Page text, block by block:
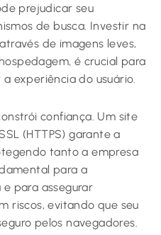
prejudicar seu
de busca. Investir na
de imagens leves,
é crucial para
experiência do usuário.
confiança. Um site
(HTTPS) garante a
tanto a empresa
para a
para assegurar
riscos, evitando que seu
pelos navegadores.